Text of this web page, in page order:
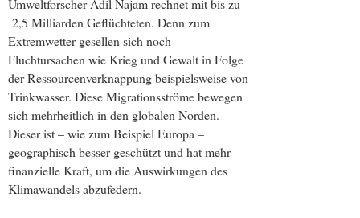
Umweltforscher Adil Najam rechnet mit bis zu
2,5 Milliarden Geflüchteten. Denn zum
Extremwetter gesellen sich noch
Fluchtursachen wie Krieg und Gewalt in Folge
der Ressourcenverknappung beispielsweise von
Trinkwasser. Diese Migrationsströme bewegen
sich mehrheitlich in den globalen Norden.
Dieser ist – wie zum Beispiel Europa –
geographisch besser geschützt und hat mehr
finanzielle Kraft, um die Auswirkungen des
Klimawandels abzufedern.